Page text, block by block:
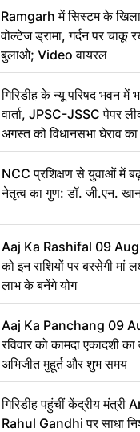
Ramgarh में सिस्टम के
वोल्टेज ड्रामा, गर्दन पर चाकू
बुलाओ; Video वायरल
गिरिडीह के न्यू परिषद भवन में
वार्ता, JPSC-JSSC पेपर
अगस्त को विधानसभा घेराव
NCC प्रशिक्षण से युवाओं में
नेतृत्व का गुण: डॉ. जी.एन.
Aaj Ka Rashifal 09
को इन राशियों पर बरसेगी मां
लाभ के बनेंगे योग
Aaj Ka Panchang 09
रविवार को कामदा एकादशी
अभिजीत मुहूर्त और शुभ समय
गिरिडीह पहुंचीं केंद्रीय
Rahul Gandhi पर साधा